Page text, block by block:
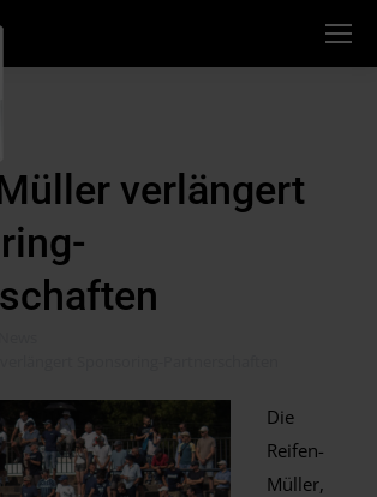
verlängert
Die
Reifen-
Müller,